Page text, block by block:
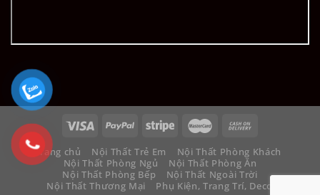
Trang chủ Nội Thất Trẻ Em
Nội Thất Phòng Khách
Nội Thất Phòng Ngủ
Nội Thất Phòng Ăn
Nội Thất Phòng Bếp
Nội Thất Ngoài Trời
Nội Thất Thương Mại
Phụ Kiện, Trang Trí, Decor